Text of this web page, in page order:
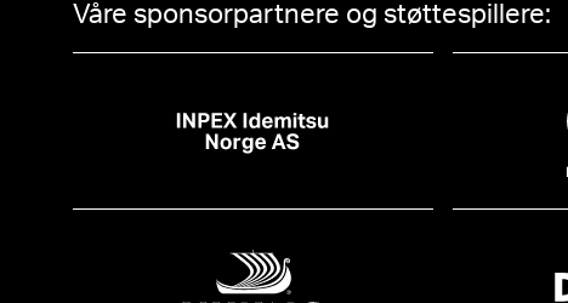
Våre sponsorpartnere og støttespillere: